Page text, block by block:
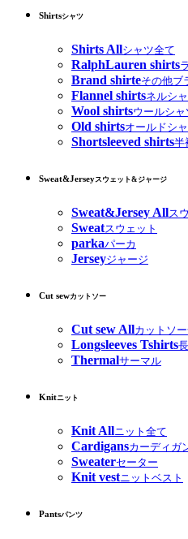
Shirtsシャツ
Shirts Allシャツ全て
RalphLauren shirts
Brand shirteその他ブ
Flannel shirtsネルシ
Wool shirtsウールシャ
Old shirtsオールドシ
Shortsleeved shirts半
Sweat&Jerseyスウェット&ジャージ
Sweat&Jersey Allス
Sweatスウェット
parkaパーカ
Jerseyジャージ
Cut sewカットソー
Cut sew Allカットソ
Longsleeves Tshirts
Thermalサーマル
Knitニット
Knit Allニット全て
Cardigansカーディガ
Sweaterセーター
Knit vestニットベスト
Pantsパンツ